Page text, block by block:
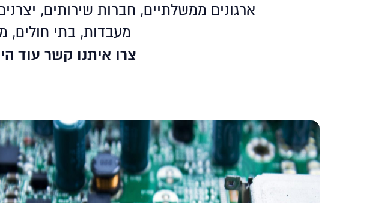
ארגונים ממשלתיים, חברות שירותים,
מעבדות, בתי חולים,
צרו איתנו קשר עוד